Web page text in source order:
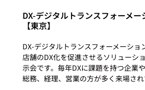
DX-デジタルトランスフォーメ
【東京】
DX-デジタルトランスフォーメーショ
店舗のDX化を促進させるソリューシ
示会です。毎年DXに課題を持つ企業
総務、経理、営業の方が多く来場され